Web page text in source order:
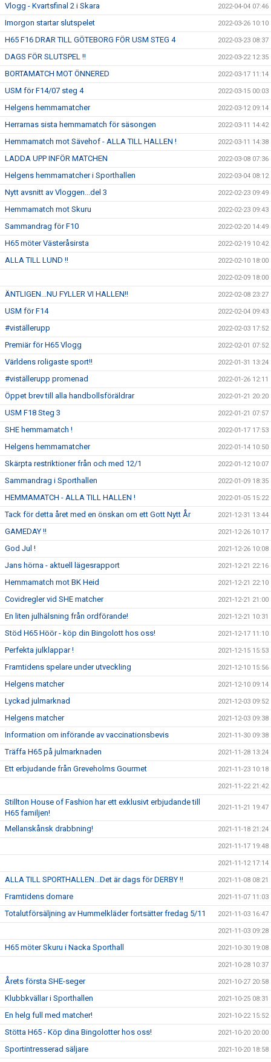
Vlogg - Kvartsfinal 2 i Skara 2022-04-04 07:46
Imorgon startar slutspelet 2022-03-26 10:10
H65 F16 DRAR TILL GÖTEBORG FÖR USM STEG 4 2022-03-23 08:37
DAGS FÖR SLUTSPEL !! 2022-03-22 12:35
BORTAMATCH MOT ÖNNERED 2022-03-17 11:14
USM för F14/07 steg 4 2022-03-15 00:03
Helgens hemmamatcher 2022-03-12 09:14
Herrarnas sista hemmamatch för säsongen 2022-03-11 14:42
Hemmamatch mot Sävehof - ALLA TILL HALLEN ! 2022-03-11 14:38
LADDA UPP INFÖR MATCHEN 2022-03-08 07:36
Helgens hemmamatcher i Sporthallen 2022-03-04 08:12
Nytt avsnitt av Vloggen...del 3 2022-02-23 09:49
Hemmamatch mot Skuru 2022-02-23 09:43
Sammandrag för F10 2022-02-20 14:49
H65 möter Västeråsirsta 2022-02-19 10:42
ALLA TILL LUND !! 2022-02-10 18:00
2022-02-09 18:00
ÄNTLIGEN...NU FYLLER VI HALLEN!! 2022-02-08 23:27
USM för F14 2022-02-04 09:43
#viställerupp 2022-02-03 17:52
Premiär för H65 Vlogg 2022-02-01 07:52
Världens roligaste sport!! 2022-01-31 13:24
#viställerupp promenad 2022-01-26 12:11
Öppet brev till alla handbollsföräldrar 2022-01-21 20:20
USM F18 Steg 3 2022-01-21 07:57
SHE hemmamatch ! 2022-01-17 17:53
Helgens hemmamatcher 2022-01-14 10:50
Skärpta restriktioner från och med 12/1 2022-01-12 10:07
Sammandrag i Sporthallen 2022-01-09 18:35
HEMMAMATCH - ALLA TILL HALLEN ! 2022-01-05 15:22
Tack för detta året med en önskan om ett Gott Nytt År 2021-12-31 13:44
GAMEDAY !! 2021-12-26 10:17
God Jul ! 2021-12-26 10:08
Jans hörna - aktuell lägesrapport 2021-12-21 22:16
Hemmamatch mot BK Heid 2021-12-21 22:10
Covidregler vid SHE matcher 2021-12-21 21:00
En liten julhälsning från ordförande! 2021-12-21 10:31
Stöd H65 Höör - köp din Bingolott hos oss! 2021-12-17 11:10
Perfekta julklappar ! 2021-12-15 15:53
Framtidens spelare under utveckling 2021-12-10 15:56
Helgens matcher 2021-12-10 09:14
Lyckad julmarknad 2021-12-03 09:52
Helgens matcher 2021-12-03 09:38
Information om införande av vaccinationsbevis 2021-11-30 09:38
Träffa H65 på julmarknaden 2021-11-28 13:24
Ett erbjudande från Greveholms Gourmet 2021-11-23 10:18
2021-11-22 21:42
Stillton House of Fashion har ett exklusivt erbjudande till
H65 familjen!
2021-11-21 19:47
Mellanskånsk drabbning! 2021-11-18 21:24
2021-11-17 19:48
2021-11-12 17:14
ALLA TILL SPORTHALLEN...Det är dags för DERBY !! 2021-11-08 08:21
Framtidens domare 2021-11-07 11:03
Totalutförsäljning av Hummelkläder fortsätter fredag 5/11 2021-11-03 16:47
2021-11-03 09:28
H65 möter Skuru i Nacka Sporthall 2021-10-30 19:08
2021-10-28 10:37
Årets första SHE-seger 2021-10-27 20:58
Klubbkvällar i Sporthallen 2021-10-25 08:31
En helg full med matcher! 2021-10-22 15:52
Stötta H65 - Köp dina Bingolotter hos oss! 2021-10-20 20:00
Sportintresserad säljare 2021-10-20 18:58